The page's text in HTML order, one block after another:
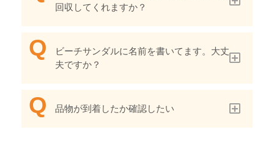
回収してくれますか？
ビーチサンダルに名前を書いてます。大丈
夫ですか？
品物が到着したか確認したい